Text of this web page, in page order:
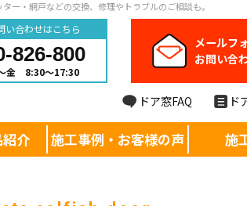
ー・網戸などの交換、修理やトラブルのご相談も。
い合わせはこちら
826-800
金 8:30～17:30
メールフ
お問い合
ドア窓FAQ ド
紹介 施工事例・お客様の声 施